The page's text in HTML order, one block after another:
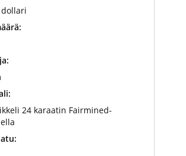
24 karaatin Fairmined-